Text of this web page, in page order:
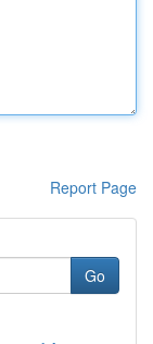
Report Page
Go